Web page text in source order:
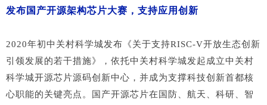
发布国产开源架构芯片大赛，支持应用创新
2020年初中关村科学城发布《关于支持RISC-V开放生态创新
引领发展的若干措施》，依托中关村科学城发起成立中关村
科学城开源芯片源码创新中心，并成为支撑科技创新首都核
心职能的关键亮点。国产开源芯片在国防、航天、科研、智